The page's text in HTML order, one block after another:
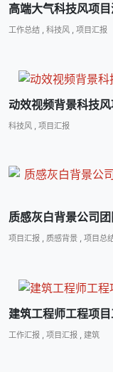
高端大气科技风项
工作总结 科技风 项目汇报
动效视频背景科技
科技风 , 项目汇报
质感灰白背景公司
项目汇报 , 质感背景 , 项目总
建筑工程师工程项
工作汇报 , 项目汇报 , 建筑